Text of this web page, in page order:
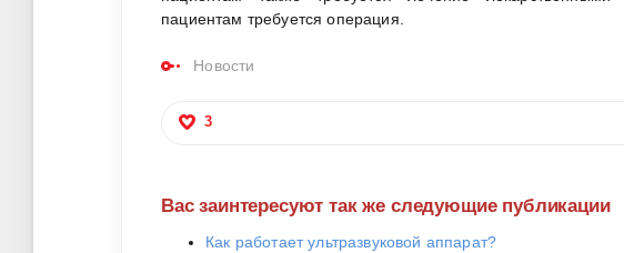
пациентам требуется операция.
Новости
3
Вас заинтересуют так же следующие публикации
Как работает ультразвуковой аппарат?